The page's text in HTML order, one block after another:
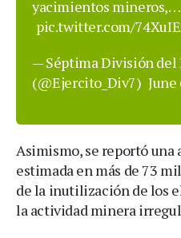
yacimientos mineros,…
pic.twitter.com/
— Séptima División del
(@Ejercito_Div7) June
Asimismo, se reportó
estimada en más de 73
de la inutilización de los
la actividad minera